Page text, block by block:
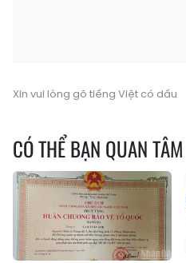
Xin vui lòng gõ tiếng Việt có dấu
CÓ THỂ BẠN QUAN TÂM